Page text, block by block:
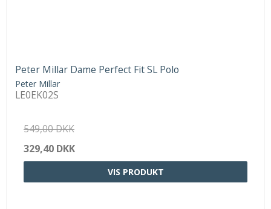
Peter Millar Dame Perfect Fit SL Polo
Peter Millar
LE0EK02S
549,00 DKK
329,40 DKK
VIS PRODUKT